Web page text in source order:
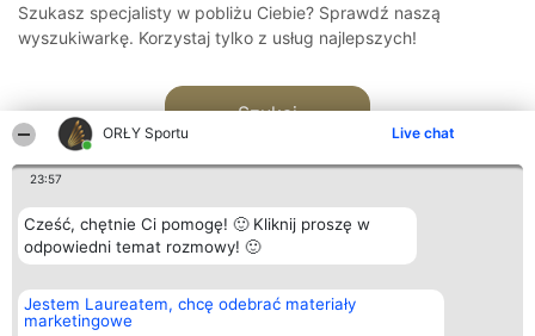
ORŁY Sportu Live chat
23:57
Cześć, chętnie Ci pomogę! 🙂 Kliknij proszę w
odpowiedni temat rozmowy! 🙂
Jestem Laureatem, chcę odebrać materiały
marketingowe
Szukasz specjalisty w pobliżu Ciebie? Sprawdź naszą
wyszukiwarkę. Korzystaj tylko z usług najlepszych!
Szukaj
Organizator plebiscytu
Bright Side Solutions sp. z o.
o. sp. k.
Plebiscyt
Laureaci
Kontakt
Kontakt